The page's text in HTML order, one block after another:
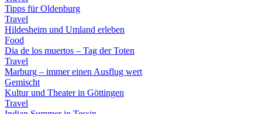
Tipps für Oldenburg
Travel
Hildesheim und Umland erleben
Food
Dia de los muertos – Tag der Toten
Travel
Marburg – immer einen Ausflug wert
Gemischt
Kultur und Theater in Göttingen
Travel